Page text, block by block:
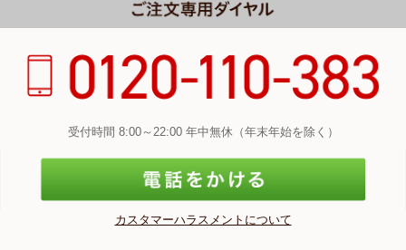
受付時間 8:00～22:00 年中無休（年末年始を除く）
カスタマーハラスメントについて